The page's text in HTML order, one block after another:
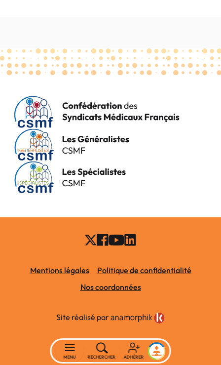
Mentions légales
Politique de confidentialité
Nos coordonnées
Site réalisé par
MENU RECHERCHER ADHÉRER